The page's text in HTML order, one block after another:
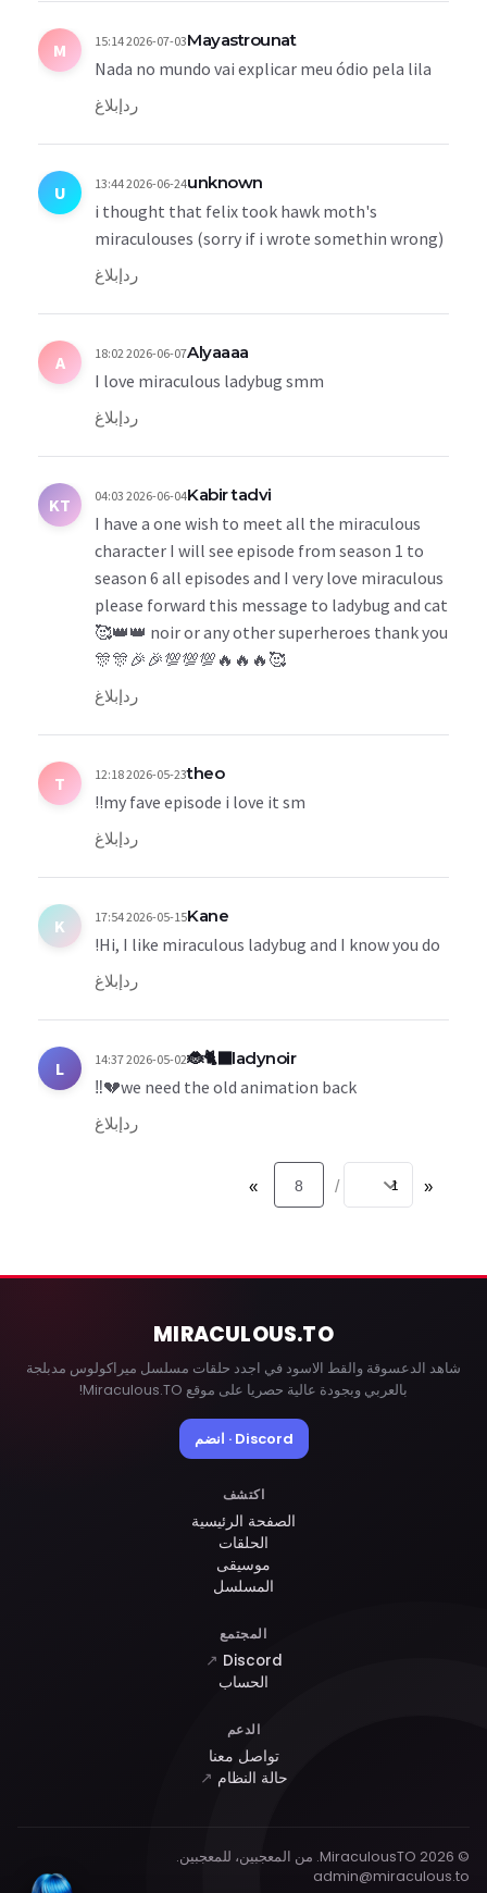
M Mayastrounat
2026-07-03 15:14
Nada no mundo vai explicar meu ódio pela lila
ردإبلاغ
U unknown
2026-06-24 13:44
i thought that felix took hawk moth's
miraculouses (sorry if i wrote somethin wrong)
ردإبلاغ
A Alyaaaa
2026-06-07 18:02
I love miraculous ladybug smm
ردإبلاغ
KT Kabir tadvi
2026-06-04 04:03
I have a one wish to meet all the miraculous
character I will see episode from season 1 to
season 6 all episodes and I very love miraculous
please forward this message to ladybug and cat
noir or any other superheroes thank you 👑👑🥰
🥰🔥🔥🔥💯💯💯🎉🎉🎊🎊
ردإبلاغ
T theo
2026-05-23 12:18
my fave episode i love it sm!!
ردإبلاغ
K Kane
2026-05-15 17:54
Hi, I like miraculous ladybug and I know you do!
ردإبلاغ
L ladynoir🐈‍⬛🐞
2026-05-02 14:37
we need the old animation back💔‼️
ردإبلاغ
«
/
8
»
MIRACULOUS.TO
شاهد الدعسوقة والقط الاسود في اجدد حلقات مسلسل ميراكولوس مدبلجة
بالعربي وبجودة عالية حصريا على موقع Miraculous.TO!
Discord · انضم
اكتشف
الصفحة الرئيسية
الحلقات
موسيقى
المسلسل
المجتمع
Discord
↗
الحساب
الدعم
تواصل معنا
حالة النظام ↗
© 2026 MiraculousTO. من المعجبين، للمعجبين.
admin@miraculous.to